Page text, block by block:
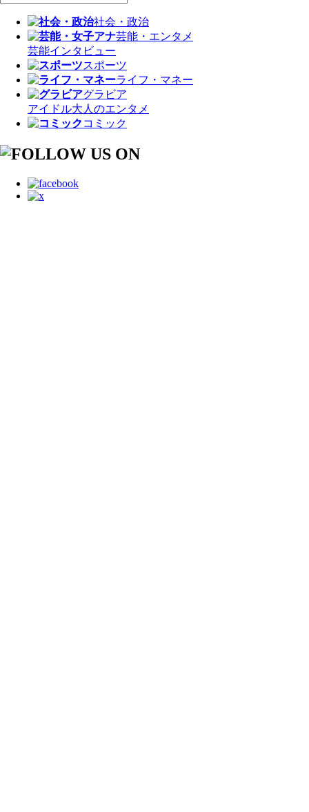
社会・政治
芸能・エンタメ
芸能インタビュー
スポーツ
ライフ・マネー
グラビア
アイドル大人のエンタメ
コミック